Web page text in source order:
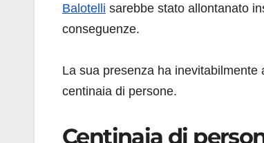
Balotelli sarebbe stato allontanato
conseguenze.
La sua presenza ha inevitabilmente
centinaia di persone.
Centinaia di